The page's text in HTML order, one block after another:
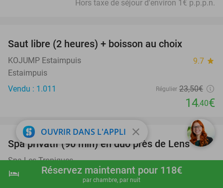
shopping_cart Réserver maintenant
hotel Réservez maintenant pour 118€
par chambre, par nuit
Hors taxe de séjour d'environ 1€ p.p.p.n.
Saut libre (2 heures) + boisson au choix
KOJUMP Estaimpuis 9.7 star
Estaimpuis
Vendu : 1.011
Régulier 23,50€
14,40€
39%
favorite_border
Spa privatif (90 min) en duo près de Lens
Spa Les Tropiques
Harnes (15 km)
OUVRIR DANS L'APPLI close